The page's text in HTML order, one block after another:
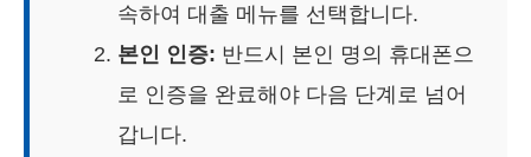
속하여 대출 메뉴를 선택합니다.
본인 인증: 반드시 본인 명의 휴대폰으
로 인증을 완료해야 다음 단계로 넘어
갑니다.